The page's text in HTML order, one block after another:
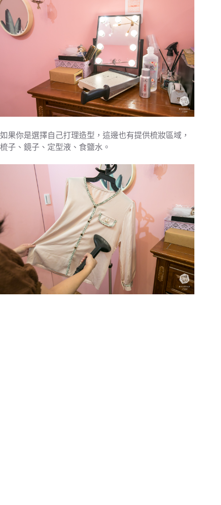
如果你是選擇自己打理造型，這邊也有提供梳妝區域，
梳子、鏡子、定型液、食鹽水。